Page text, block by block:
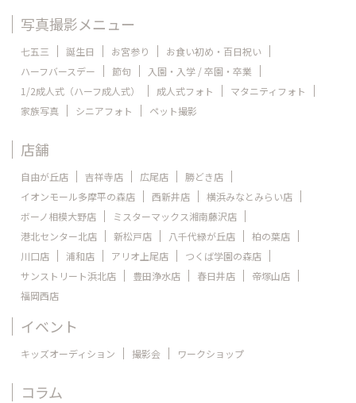
写真撮影メニュー
七五三 誕生日 お宮参り
お食い初め・百日祝い
ハーフバースデー
節句
入園・入学 / 卒園・卒業
1/2成人式（ハーフ成人式）
成人式フォト
マタニティフォト
家族写真
シニアフォト ペット撮影
店舗
自由が丘店 吉祥寺店 広尾店
勝どき店
イオンモール多摩平の森店
西新井店
横浜みなとみらい店
ボーノ相模大野店
ミスターマックス湘南藤沢店
港北センター北店
新松戸店 八千代緑が丘店
柏の葉店
川口店
浦和店 アリオ上尾店
つくば学園の森店
サンストリート浜北店
豊田浄水店 春日井店
帝塚山店
福岡西店
イベント
キッズオーディション 撮影会 ワークショップ
コラム